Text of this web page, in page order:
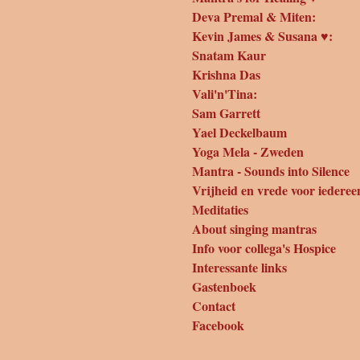
Deva Premal & Miten:
Kevin James & Susana ♥:
Snatam Kaur
Krishna Das
Vali'n'Tina:
Sam Garrett
Yael Deckelbaum
Yoga Mela - Zweden
Mantra - Sounds into Silence
Vrijheid en vrede voor
Meditaties
About singing mantras
Info voor collega's Hospice
Interessante links
Gastenboek
Contact
Facebook